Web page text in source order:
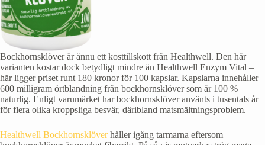
Bockhornsklöver är ännu ett kosttillskott från Healthwell. Den här
varianten kostar dock betydligt mindre än Healthwell Enzym Vital –
här ligger priset runt 180 kronor för 100 kapslar. Kapslarna innehåller
600 milligram örtblandning från bockhornsklöver som är 100 %
naturlig. Enligt varumärket har bockhornsklöver använts i tusentals år
för flera olika kroppsliga besvär, däribland matsmältningsproblem.
Healthwell Bockhornsklöverhåller igång tarmarna eftersom